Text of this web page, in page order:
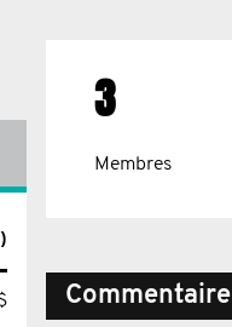
3
Membres
Commentaire